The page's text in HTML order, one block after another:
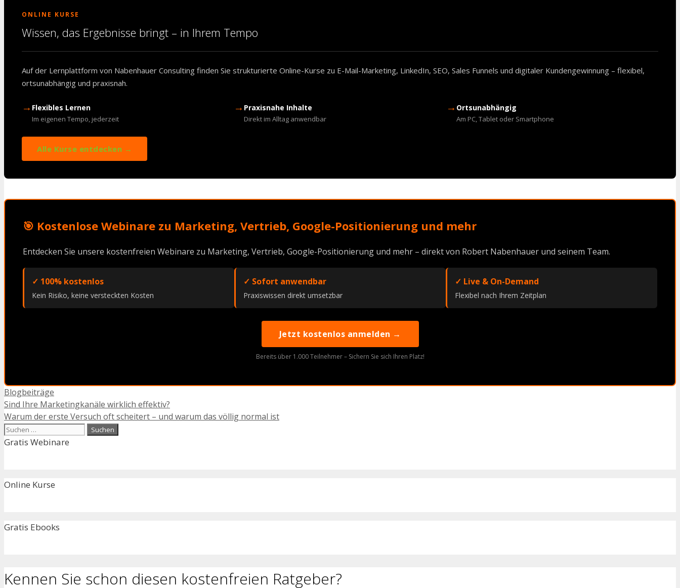
ONLINE KURSE
Wissen, das Ergebnisse bringt – in Ihrem Tempo
Auf der Lernplattform von Nabenhauer Consulting finden Sie strukturierte Online-Kurse zu E-Mail-Marketing, LinkedIn, SEO, Sales Funnels und digitaler Kundengewinnung – flexibel,
ortsunabhängig und praxisnah.
→ Flexibles Lernen
Im eigenen Tempo, jederzeit
→ Praxisnahe Inhalte
Direkt im Alltag anwendbar
→ Ortsunabhängig
Am PC, Tablet oder Smartphone
Alle Kurse entdecken →
🎯 Kostenlose Webinare zu Marketing, Vertrieb, Google-Positionierung und mehr
Entdecken Sie unsere kostenfreien Webinare zu Marketing, Vertrieb, Google-Positionierung und mehr – direkt von Robert Nabenhauer und seinem Team.
✓ 100% kostenlos
Kein Risiko, keine versteckten Kosten
✓ Sofort anwendbar
Praxiswissen direkt umsetzbar
✓ Live & On-Demand
Flexibel nach Ihrem Zeitplan
Jetzt kostenlos anmelden →
Bereits über 1.000 Teilnehmer – Sichern Sie sich Ihren Platz!
Kategorien
Blogbeiträge
Sind Ihre Marketingkanäle wirklich effektiv?
Warum der erste Versuch oft scheitert – und warum das völlig normal ist
Suchen
nach:
Gratis Webinare
Online Kurse
Gratis Ebooks
Kennen Sie schon diesen kostenfreien Ratgeber?